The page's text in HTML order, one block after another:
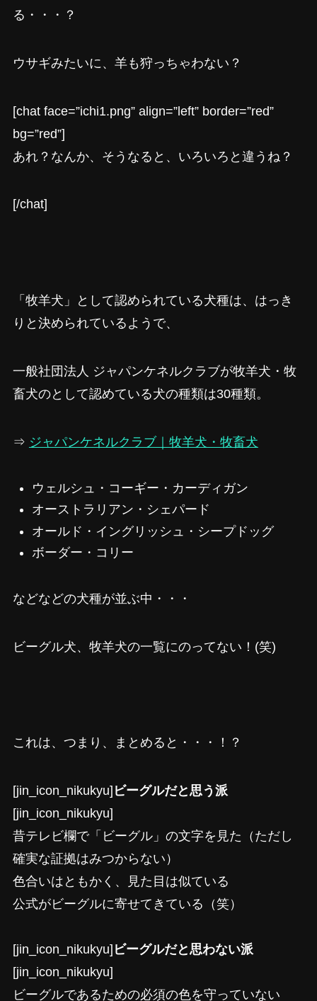
る・・・？
ウサギみたいに、羊も狩っちゃわない？
[chat face=”ichi1.png” align=”left” border=”red”
bg=”red”]
あれ？なんか、そうなると、いろいろと違うね？
[/chat]
「牧羊犬」として認められている犬種は、はっき
りと決められているようで、
一般社団法人 ジャパンケネルクラブが牧羊犬・牧
畜犬のとして認めている犬の種類は30種類。
⇒ ジャパンケネルクラブ｜牧羊犬・牧畜犬
ウェルシュ・コーギー・カーディガン
オーストラリアン・シェパード
オールド・イングリッシュ・シープドッグ
ボーダー・コリー
などなどの犬種が並ぶ中・・・
ビーグル犬、牧羊犬の一覧にのってない！(笑)
これは、つまり、まとめると・・・！？
[jin_icon_nikukyu] ビーグルだと思う派
[jin_icon_nikukyu]
昔テレビ欄で「ビーグル」の文字を見た（ただし
確実な証拠はみつからない）
色合いはともかく、見た目は似ている
公式がビーグルに寄せてきている（笑）
[jin_icon_nikukyu] ビーグルだと思わない派
[jin_icon_nikukyu]
ビーグルであるための必須の色を守っていない